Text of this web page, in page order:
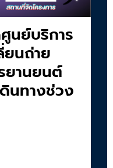
นย์บริการ
ยนถ่าย
ยานยนต์
นทางช่วง